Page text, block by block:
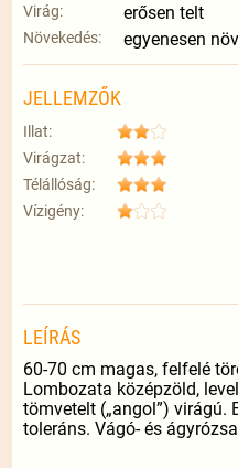
Virág: erősen telt
Növekedés: egyenesen
JELLEMZŐK
Illat:
Virágzat:
Télállóság:
Vízigény:
LEÍRÁS
60-70 cm magas, felfelé
Lombozata középzöld,
tömvetelt („angol”) virágú.
toleráns. Vágó- és